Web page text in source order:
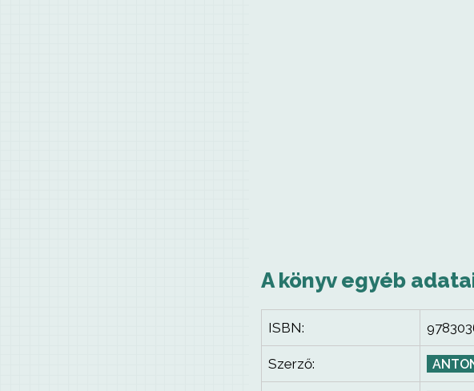
A könyv egyéb
ISBN:
Szerző: